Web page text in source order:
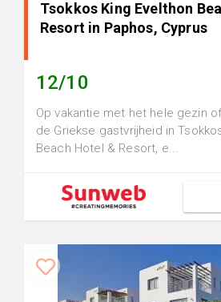
Tsokkos King Evelthon
Resort in Paphos, Cyprus
12/10
Op vakantie met het hele gezin
de Griekse gastvrijheid in
Beach Hotel & Resort, e...